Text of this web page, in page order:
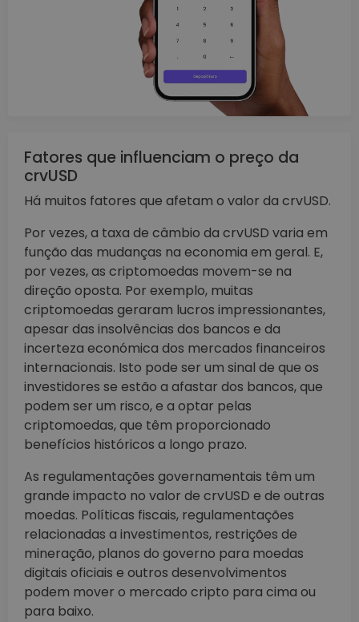
Fatores que influenciam o preço da
crvUSD
Há muitos fatores que afetam o valor da crvUSD.
Por vezes, a taxa de câmbio da crvUSD varia em
função das mudanças na economia em geral. E,
por vezes, as criptomoedas movem-se na
direção oposta. Por exemplo, muitas
criptomoedas geraram lucros impressionantes,
apesar das insolvências dos bancos e da
incerteza económica dos mercados financeiros
internacionais. Isto pode ser um sinal de que os
investidores se estão a afastar dos bancos, que
podem ser um risco, e a optar pelas
criptomoedas, que têm proporcionado
benefícios históricos a longo prazo.
As regulamentações governamentais têm um
grande impacto no valor de crvUSD e de outras
moedas. Políticas fiscais, regulamentações
relacionadas a investimentos, restrições de
mineração, planos do governo para moedas
digitais oficiais e outros desenvolvimentos
podem mover o mercado cripto para cima ou
para baixo.